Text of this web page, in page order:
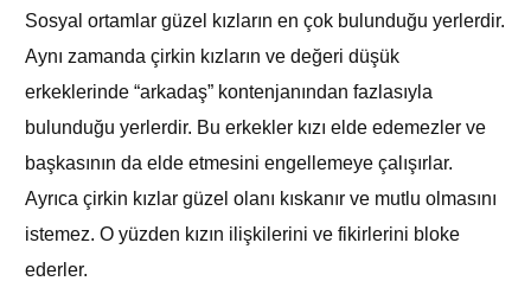
Sosyal ortamlar güzel kızların en çok bulunduğu yerlerdir.
Aynı zamanda çirkin kızların ve değeri düşük
erkeklerinde “arkadaş” kontenjanından fazlasıyla
bulunduğu yerlerdir. Bu erkekler kızı elde edemezler ve
başkasının da elde etmesini engellemeye çalışırlar.
Ayrıca çirkin kızlar güzel olanı kıskanır ve mutlu olmasını
istemez. O yüzden kızın ilişkilerini ve fikirlerini bloke
ederler.